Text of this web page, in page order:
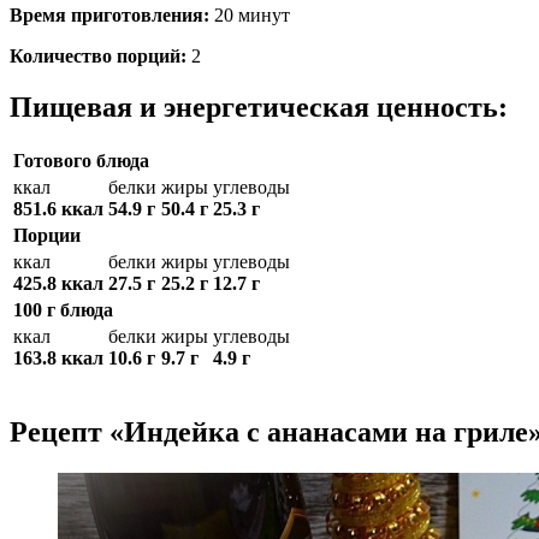
Время приготовления: 20 минут
Количество порций: 2
Пищевая и энергетическая ценность:
Готового блюда
ккал
851.6 ккал
белки
54.9 г
жиры
50.4 г
углеводы
25.3 г
Порции
ккал
425.8 ккал
белки
27.5 г
жиры
25.2 г
углеводы
12.7 г
100 г блюда
ккал
163.8 ккал
белки
10.6 г
жиры
9.7 г
углеводы
4.9 г
Рецепт «Индейка с ананасами на